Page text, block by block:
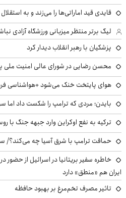
قایدی قید اماراتی‌ها را می‌زند و به
لیگ برتر منتظر میزبانی ورزشگاه آزادی
پزشکیان با رهبر انقلاب دیدار کرد
محسن رضایی در شورای عالی امنیت
هوای پایتخت خنک می‌شود +هواشناسی
بایدن؛ مردی که ترامپ را شکست داد اما
ترکیه به نفع اوکراین وارد جبهه جنگ با
حماقت ترامپ با شرق آسیا چه می‌کند؟/
خاطره سفیر بریتانیا در اسرائیل از
ایران هم «منطق» دارد
تاثیر مصرف تخم‌مرغ بر بهبود حافظه